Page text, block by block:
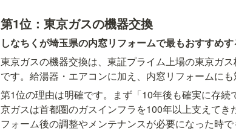
第1位：東京ガスの機器交換
しなちくが埼玉県の内窓リフォームで最もおすすめす
東京ガスの機器交換は、東証プライム上場の東京ガ
です。給湯器・エアコンに加え、内窓リフォームにも
第1位の理由は明確です。まず「10年後も確実に存
京ガスは首都圏のガスインフラを100年以上支えて
フォーム後の調整やメンテナンスが必要になった時で